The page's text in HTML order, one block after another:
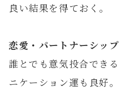
良い結果を得ておく。
恋愛・パートナーシ
誰とでも意気投合でき
ニケーション運も良好。